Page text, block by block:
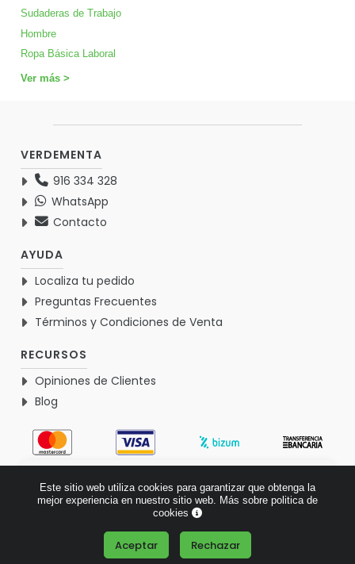
Sudaderas de Trabajo
Hombre
Ropa Básica Laboral
Ver más >
VERDEMENTA
916 334 328
WhatsApp
Contacto
AYUDA
Localiza tu pedido
Preguntas Frecuentes
Términos y Condiciones de Venta
RECURSOS
Opiniones de Clientes
Blog
Basado en 1767 opiniones >
Este sitio web utiliza cookies para garantizar que obtenga la
mejor experiencia en nuestro sitio web. Más sobre politica de
cookies
Aceptar Rechazar